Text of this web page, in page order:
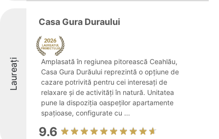
Laureați
Casa Gura Duraului
Amplasată în regiunea pitorească Ceahlău,
Casa Gura Durăului reprezintă o opțiune de
cazare potrivită pentru cei interesați de
relaxare și de activități în natură. Unitatea
pune la dispoziția oaspeților apartamente
spațioase, configurate cu ...
9.6